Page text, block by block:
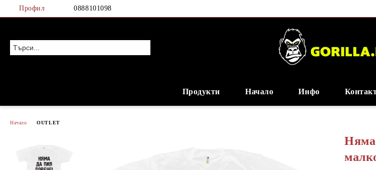
Профил 0888101098
Продукти Начало Инфо
Начало OUTLET
Няма